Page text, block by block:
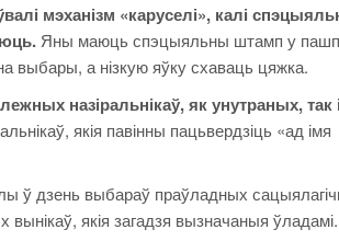
мэханізм «каруселі», калі
Яны маюць спэцыяльны штамп у
выбары, а нізкую яўку схаваць цяжка.
назіральнікаў, як унутраных, так і
якія павінны пацьвердзіць «ад імя
ў дзень выбараў праўладных
вынікаў, якія загадзя вызначаныя ўладамі.